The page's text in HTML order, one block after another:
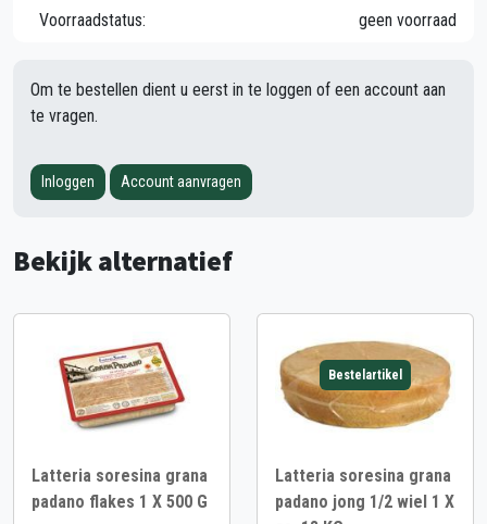
Voorraadstatus: geen voorraad
Om te bestellen dient u eerst in te loggen of een account aan
te vragen.
Inloggen Account aanvragen
Bekijk alternatief
Latteria soresina grana
padano flakes 1 X 500 G
Bestelartikel
Latteria soresina grana
padano jong 1/2 wiel 1 X